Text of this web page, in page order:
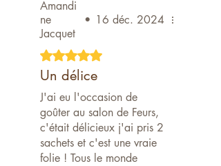
Amandi
ne
Jacquet
• 16 déc. 2024
Noté 5 sur 5.
Un délice
J'ai eu l'occasion de
goûter au salon de Feurs,
c'était délicieux j'ai pris 2
sachets et c'est une vraie
folie ! Tous le monde